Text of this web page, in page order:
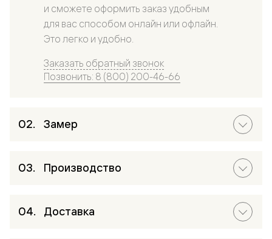
и сможете оформить заказ удобным
для вас способом онлайн или офлайн.
Это легко и удобно.
Заказать обратный звонок
Позвонить: 8 (800) 200-46-66
Замер
Производство
Доставка